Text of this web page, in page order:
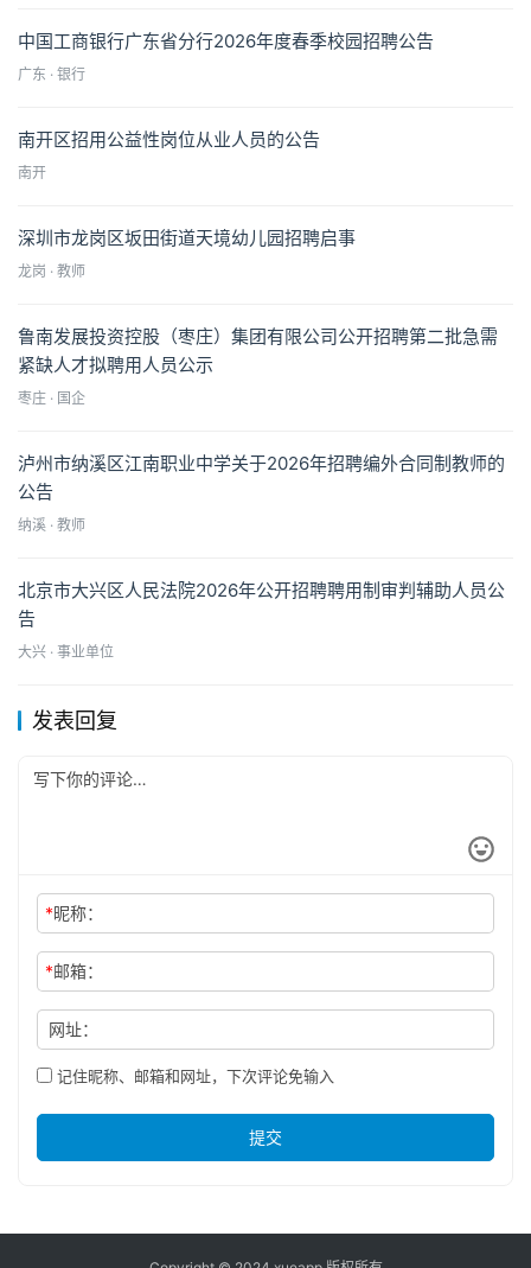
中国工商银行广东省分行2026年度春季校园招聘公告
广东 · 银行
南开区招用公益性岗位从业人员的公告
南开
深圳市龙岗区坂田街道天境幼儿园招聘启事
龙岗 · 教师
鲁南发展投资控股（枣庄）集团有限公司公开招聘第二批急需
紧缺人才拟聘用人员公示
枣庄 · 国企
泸州市纳溪区江南职业中学关于2026年招聘编外合同制教师的
公告
纳溪 · 教师
北京市大兴区人民法院2026年公开招聘聘用制审判辅助人员公
告
大兴 · 事业单位
发表回复
*昵称：
*邮箱：
网址：
记住昵称、邮箱和网址，下次评论免输入
提交